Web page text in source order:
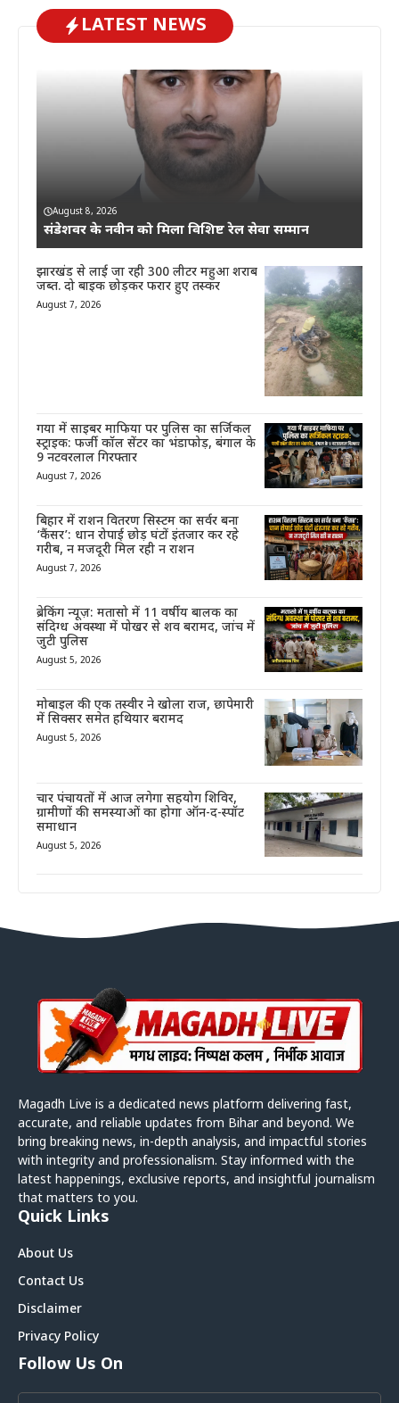
LATEST NEWS
August 8, 2026
संडेशवर के नवीन को मिला विशिष्ट रेल सेवा सम्मान
झारखंड से लाई जा रही 300 लीटर महुआ शराब
जब्त. दो बाइक छोड़कर फरार हुए तस्कर
August 7, 2026
गया में साइबर माफिया पर पुलिस का सर्जिकल
स्ट्राइक: फर्जी कॉल सेंटर का भंडाफोड़, बंगाल के
9 नटवरलाल गिरफ्तार
August 7, 2026
बिहार में राशन वितरण सिस्टम का सर्वर बना
‘कैंसर’: धान रोपाई छोड़ घंटों इंतजार कर रहे
गरीब, न मजदूरी मिल रही न राशन
August 7, 2026
ब्रेकिंग न्यूज़: मतासो में 11 वर्षीय बालक का
संदिग्ध अवस्था में पोखर से शव बरामद, जांच में
जुटी पुलिस
August 5, 2026
मोबाइल की एक तस्वीर ने खोला राज, छापेमारी
में सिक्सर समेत हथियार बरामद
August 5, 2026
चार पंचायतों में आज लगेगा सहयोग शिविर,
ग्रामीणों की समस्याओं का होगा ऑन-द-स्पॉट
समाधान
August 5, 2026
Magadh Live is a dedicated news platform delivering fast,
accurate, and reliable updates from Bihar and beyond. We
bring breaking news, in-depth analysis, and impactful stories
with integrity and professionalism. Stay informed with the
latest happenings, exclusive reports, and insightful journalism
that matters to you.
Quick Links
About Us
Contact Us
Disclaimer
Privacy Policy
Follow Us On